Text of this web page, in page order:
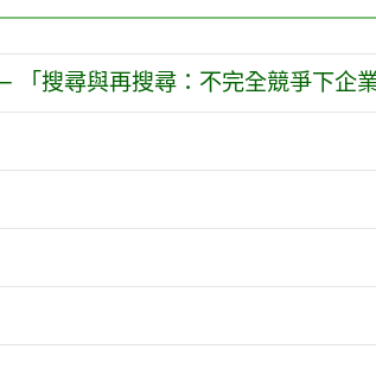
搜尋與再搜尋：不完全競爭下企